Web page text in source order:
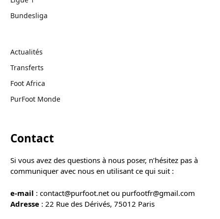
Bundesliga
Actualités
Transferts
Foot Africa
PurFoot Monde
Contact
Si vous avez des questions à nous poser, n’hésitez pas à
communiquer avec nous en utilisant ce qui suit :
e-mail : contact@purfoot.net ou purfootfr@gmail.com
Adresse : 22 Rue des Dérivés, 75012 Paris